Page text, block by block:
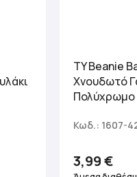
TY Beanie
Χνουδωτό
Πολύχρωμο
Κωδ.: 1607-
3,99 €